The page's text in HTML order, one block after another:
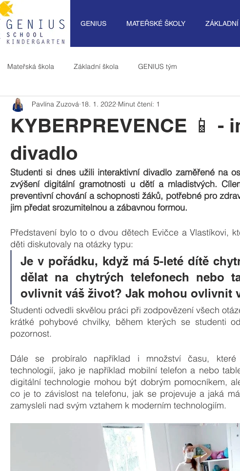
GENIUS MATEŘSKÉ ŠKOLY ZÁKLADNÍ
Mateřská škola Základní škola GENIUS tým
KYBERPREVENCE 📱 -
divadlo
Pavlína Zuzová 18. 1. 2022 Minut čtení: 1
Studenti si dnes užili interaktivní divadlo zaměřené na
zvýšení digitální gramotnosti u dětí a mladistvých.
preventivní chování a schopnosti žáků, potřebné pro
jim předat srozumitelnou a zábavnou formou.
Představení bylo to o dvou dětech Evičce a Vlastíkovi,
děti diskutovaly na otázky typu:
Je v pořádku, když má 5-leté dítě
dělat na chytrých telefonech nebo
ovlivnit váš život? Jak mohou ovlivnit
Studenti odvedli skvělou práci při zodpovězení všech
krátké pohybové chvilky, během kterých se studenti
pozornost.
Dále se probíralo například i množství času, které
technologií, jako je například mobilní telefon a nebo
digitální technologie mohou být dobrým pomocníkem,
co je to závislost na telefonu, jak se projevuje a jaká
zamysleli nad svým vztahem k moderním technologiím.